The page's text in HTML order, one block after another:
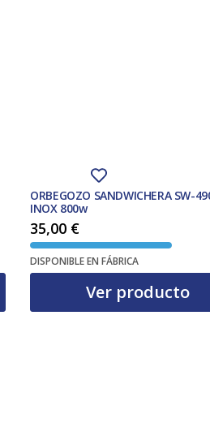
ORBEGOZO SANDWICHERA SW-
INOX 800w
35,00 €
DISPONIBLE EN FÁBRICA
Ver producto